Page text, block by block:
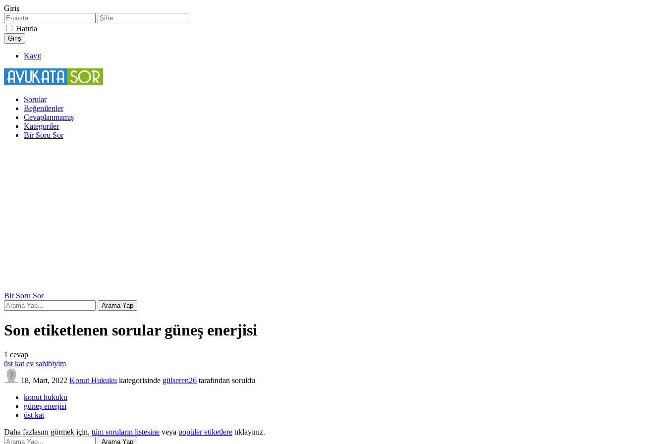
Giriş
Hatırla
Kayıt
Sorular
Beğenilenler
Cevaplanmamış
Kategoriler
Bir Soru Sor
Bir Soru Sor
Son etiketlenen sorular güneş enerjisi
1 cevap
üst kat ev sahibiyim
18, Mart, 2022 Konut Hukuku kategorisinde gülseren26 tarafından soruldu
konut hukuku
güneş enerjisi
üst kat
Daha fazlasını görmek için, tüm soruların listesine veya popüler etiketlere tıklayınız.